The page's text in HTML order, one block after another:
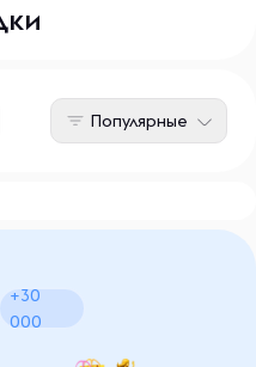
Популярные
+30
000